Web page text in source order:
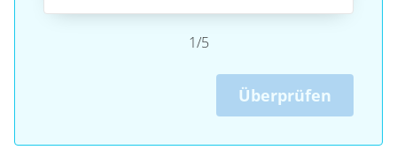
1/5
Überprüfen